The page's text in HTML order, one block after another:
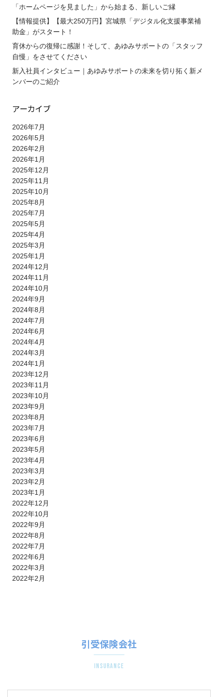
「ホームページを見ました」から始まる、新しいご縁
【情報提供】【最大250万円】宮城県「デジタル化支援事業補
助金」がスタート！
育休からの復帰に感謝！そして、あゆみサポートの「スタッフ
自慢」をさせてください
新入社員インタビュー｜あゆみサポートの未来を切り拓く新メ
ンバーのご紹介
アーカイブ
2026年7月
2026年5月
2026年2月
2026年1月
2025年12月
2025年11月
2025年10月
2025年8月
2025年7月
2025年5月
2025年4月
2025年3月
2025年1月
2024年12月
2024年11月
2024年10月
2024年9月
2024年8月
2024年7月
2024年6月
2024年4月
2024年3月
2024年1月
2023年12月
2023年11月
2023年10月
2023年9月
2023年8月
2023年7月
2023年6月
2023年5月
2023年4月
2023年3月
2023年2月
2023年1月
2022年12月
2022年10月
2022年9月
2022年8月
2022年7月
2022年6月
2022年3月
2022年2月
引受保険会社
insurance